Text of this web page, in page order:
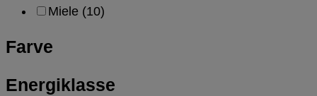
Miele (10)
Farve
Energiklasse